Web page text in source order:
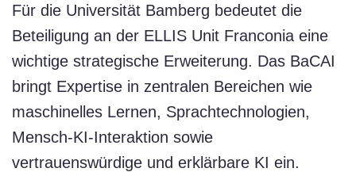
Für die Universität Bamberg bedeutet die
Beteiligung an der ELLIS Unit Franconia eine
wichtige strategische Erweiterung. Das BaCAI
bringt Expertise in zentralen Bereichen wie
maschinelles Lernen, Sprachtechnologien,
Mensch-KI-Interaktion sowie
vertrauenswürdige und erklärbare KI ein.